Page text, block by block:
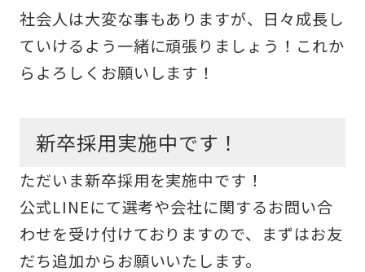
社会人は大変な事もありますが、日々成長し
ていけるよう一緒に頑張りましょう！これか
らよろしくお願いします！
新卒採用実施中です！
ただいま新卒採用を実施中です！
公式LINEにて選考や会社に関するお問い合
わせを受け付けておりますので、まずはお友
だち追加からお願いいたします。